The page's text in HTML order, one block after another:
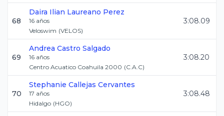
68
Daira Ilian Laureano Perez
16 años
Veloswim (VELOS)
3:08.09
69
Andrea Castro Salgado
16 años
Centro Acuatico Coahuila 2000 (C.A.C)
3:08.20
70
Stephanie Callejas Cervantes
17 años
Hidalgo (HGO)
3:08.48